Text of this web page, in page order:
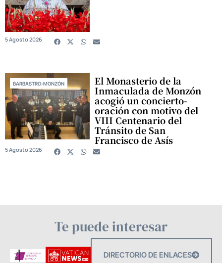
5 Agosto 2026
BARBASTRO-MONZÓN El Monasterio de la
Inmaculada de Monzón
acogió un concierto-
oración con motivo del
VIII Centenario del
Tránsito de San
Francisco de Asís
5 Agosto 2026
Te puede interesar
DIRECTORIO DE ENLACES